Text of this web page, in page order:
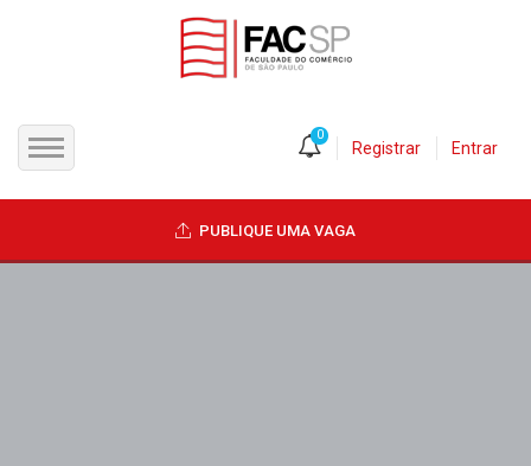
CANDIDATOS
0
Registrar Entrar
PUBLIQUE UMA VAGA